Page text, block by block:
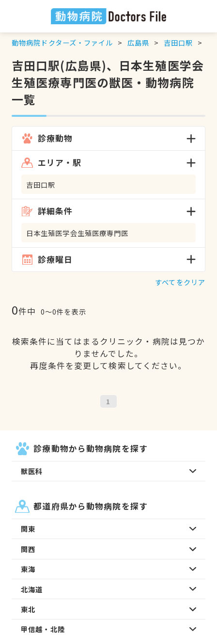
動物病院ドクターズ・ファイル 広島県 吉田口駅
吉田口駅(広島県)、日本生殖医学会
生殖医療専門医の獣医・動物病院
一覧
診療動物
エリア・駅
吉田口駅
詳細条件
日本生殖医学会生殖医療専門医
診療曜日
すべてをクリア
0件中 0〜0件を表示
検索条件に当てはまるクリニック・病院は見つか
りませんでした。
再度条件を変更して検索してください。
1
診療動物から動物病院を探す
獣医科
都道府県から動物病院を探す
関東
関西
東海
北海道
東北
甲信越・北陸